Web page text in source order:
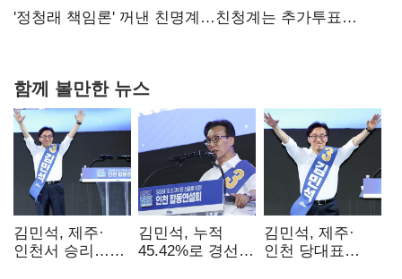
탈환'(종합)
'정청래 책임론' 꺼낸 친명계…친청계는 추가투표
함께 볼만한 뉴스
김민석, 제주·
인천서 승리…
김민석, 누적
45.42%로 경선
김민석, 제주·
인천 당대표